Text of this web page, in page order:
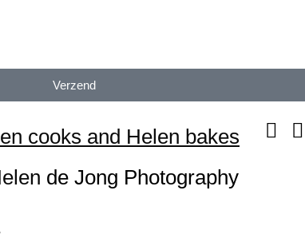
Verzend
cooks and Helen bakes
elen de Jong Photography